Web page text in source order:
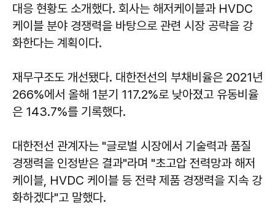
대응 현황도 소개했다. 회사는 해저케이블과 HVDC
케이블 분야 경쟁력을 바탕으로 관련 시장 공략을 강
화한다는 계획이다.
재무구조도 개선됐다. 대한전선의 부채비율은 2021년
266%에서 올해 1분기 117.2%로 낮아졌고 유동비율
은 143.7%를 기록했다.
대한전선 관계자는 "글로벌 시장에서 기술력과 품질
경쟁력을 인정받은 결과"라며 "초고압 전력망과 해저
케이블, HVDC 케이블 등 전략 제품 경쟁력을 지속 강
화하겠다"고 말했다.